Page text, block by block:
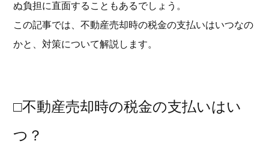
ぬ負担に直面することもあるでしょう。
この記事では、不動産売却時の税金の支払いはいつなの
かと、対策について解説します。
□不動産売却時の税金の支払いはい
つ？